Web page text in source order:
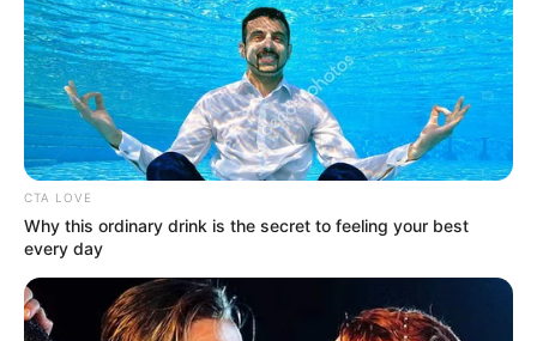
วันนี้ดูมีเสน่ห์เป็นพิเศษ คนโสดมีเกณฑ์พบรักถูกใจ
คนมีคู่มีเกณฑ์ได้รับข่าวดีเรื่องการตั้งท้อง บางท่าน
อาจพบงานเสริม หรือเจองานที่ถูกใจ สร้างรายได้
มาก การเงินไปได้ด้วยดี บางท่านมีเกณฑ์ได้เงินเข้า
มาจากความเมตตาและเสน่หา
คนวันศุกร์
ไพ่ประจำวันของท่าน คือ ไพ่รายได้
CTA LOVE
Why this ordinary drink is the secret to feeling your best
every day